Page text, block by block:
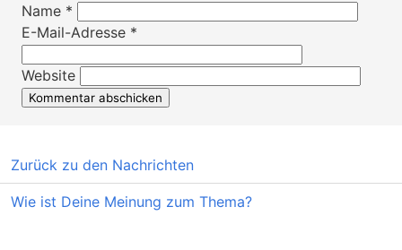
Name *
E-Mail-Adresse *
Website
Zurück zu den Nachrichten
Wie ist Deine Meinung zum Thema?